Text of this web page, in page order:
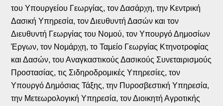
του Υπουργείου Γεωργίας, τον Δασάρχη, την Κεντρική
Δασική Υπηρεσία, τον Διευθυντή Δασών και τον
Διευθυντή Γεωργίας του Νομού, τον Υπουργό Δημοσίων
Έργων, τον Νομάρχη, το Ταμείο Γεωργίας Κτηνοτροφίας
και Δασών, του Αναγκαστικούς Δασικούς Συνεταιρισμούς
Προστασίας, τις Σιδηροδρομικές Υπηρεσίες, τον
Υπουργό Δημόσιας Τάξης, την Πυροσβεστική Υπηρεσία,
την Μετεωρολογική Υπηρεσία, τον Διοικητή Αγροτικής